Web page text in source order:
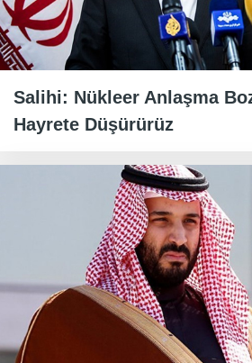
Salihi: Nükleer Anlaşma
Hayrete Düşürürüz